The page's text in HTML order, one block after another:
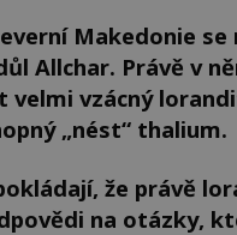
Makedonie se
Allchar. Právě v
velmi vzácný
„nést“ thalium.
že právě
na otázky,